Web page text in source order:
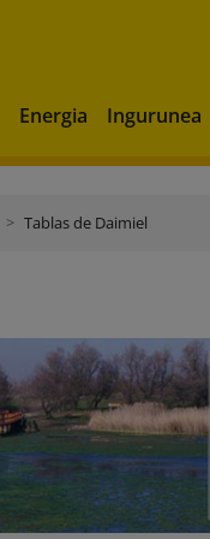
Energia Ingurunea
Tablas de Daimiel